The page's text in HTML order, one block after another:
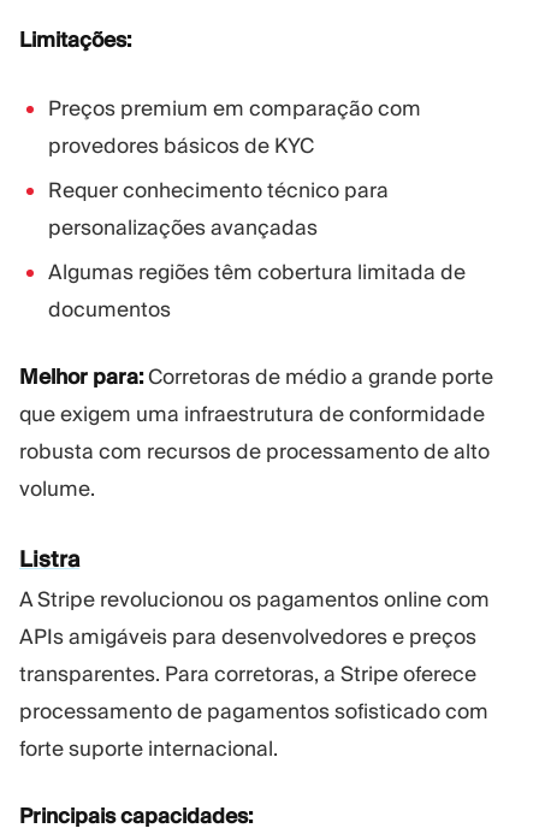
Limitações:
Preços premium em comparação com
provedores básicos de KYC
Requer conhecimento técnico para
personalizações avançadas
Algumas regiões têm cobertura limitada de
documentos
Melhor para:Corretoras de médio a grande porte
que exigem uma infraestrutura de conformidade
robusta com recursos de processamento de alto
volume.
Listra
A Stripe revolucionou os pagamentos online com
APIs amigáveis para desenvolvedores e preços
transparentes. Para corretoras, a Stripe oferece
processamento de pagamentos sofisticado com
forte suporte internacional.
Principais capacidades: